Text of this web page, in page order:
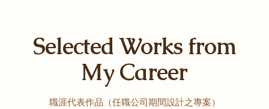
Selected Works from
My Career
職涯代表作品（任職公司期間設計之專案）